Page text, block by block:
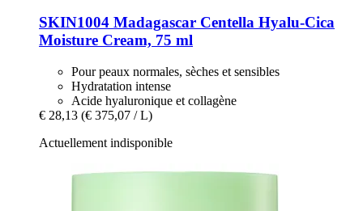
SKIN1004 Madagascar Centella Hyalu-​Cica
Moisture Cream, 75 ml
Pour peaux normales, sèches et sensibles
Hydratation intense
Acide hyaluronique et collagène
€ 28,13 (€ 375,07 / L)
Actuellement indisponible